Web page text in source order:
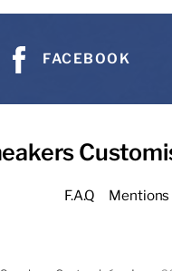
FACEBOOK
F.A.Q Mentions